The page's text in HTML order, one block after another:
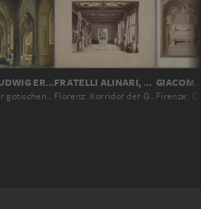
JOHANN LUDWIG ERNST MORGENSTERN
Inneres einer gotischen Kirche
FRATELLI ALINARI, LEOPOLDO ALINARI, ROMUALDO ALINARI, GIUSEPPE ALINARI
Florenz: Korridor der Galleria degli Uffizi